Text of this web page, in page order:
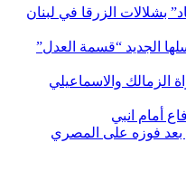
بشلالات الزرقا في لبنان
الجديد “قسمة العدل”
الزمالك والاسماعيلي
أمام انبي
بعد فوزه على المصري